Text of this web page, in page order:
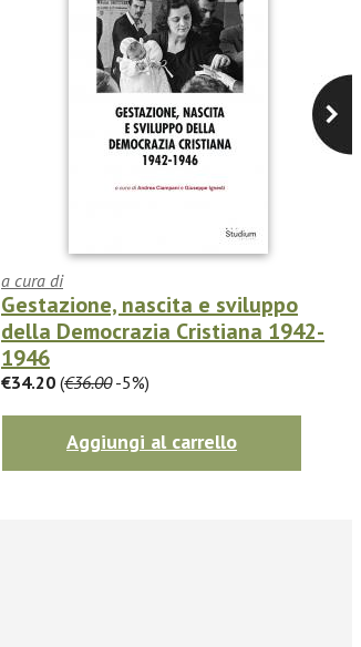
a cura di
Gestazione, nascita e sviluppo
della Democrazia Cristiana 1942-
1946
€34.20 (€36.00-5%)
Aggiungi al carrello